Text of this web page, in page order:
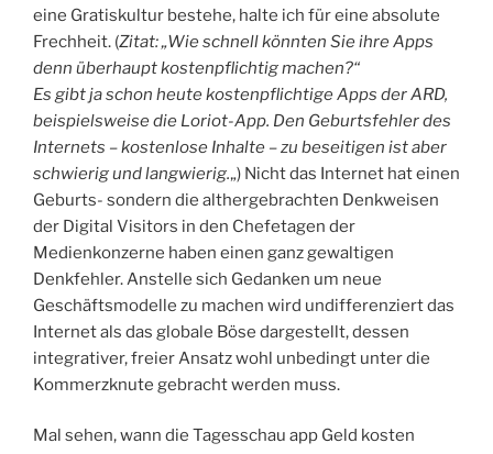
eine Gratiskultur bestehe, halte ich für eine absolute
Frechheit. (Zitat: „Wie schnell könnten Sie ihre Apps
denn überhaupt kostenpflichtig machen?“
Es gibt ja schon heute kostenpflichtige Apps der ARD,
beispielsweise die Loriot-App. Den Geburtsfehler des
Internets – kostenlose Inhalte – zu beseitigen ist aber
schwierig und langwierig.„) Nicht das Internet hat einen
Geburts- sondern die althergebrachten Denkweisen
der Digital Visitors in den Chefetagen der
Medienkonzerne haben einen ganz gewaltigen
Denkfehler. Anstelle sich Gedanken um neue
Geschäftsmodelle zu machen wird undifferenziert das
Internet als das globale Böse dargestellt, dessen
integrativer, freier Ansatz wohl unbedingt unter die
Kommerzknute gebracht werden muss.
Mal sehen, wann die Tagesschau app Geld kosten